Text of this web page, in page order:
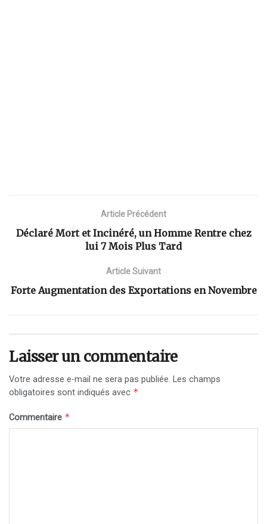
Article Précédent
Déclaré Mort et Incinéré, un Homme Rentre chez
lui 7 Mois Plus Tard
Article Suivant
Forte Augmentation des Exportations en Novembre
Laisser un commentaire
Votre adresse e-mail ne sera pas publiée. Les champs
obligatoires sont indiqués avec *
Commentaire *